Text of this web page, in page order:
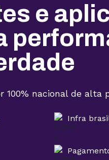
e
100% nacional de alta
Infra